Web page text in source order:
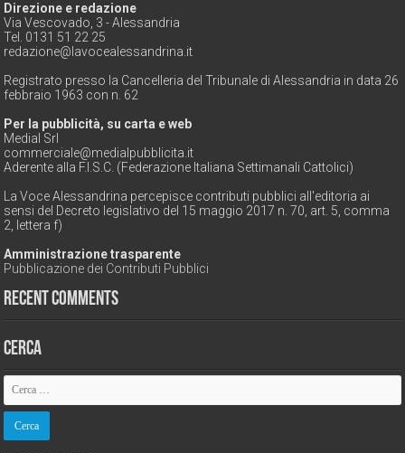
Direzione e redazione
Via Vescovado, 3 - Alessandria
Tel. 0131 51 22 25
redazione@lavocealessandrina.it
Registrato presso la Cancelleria del Tribunale di Alessandria in data 26
febbraio 1963 con n. 62
Per la pubblicità, su carta e web
Medial Srl
commerciale@medialpubblicita.it
Aderente alla F.I.S.C. (Federazione Italiana Settimanali Cattolici)
La Voce Alessandrina percepisce contributi pubblici all'editoria ai
sensi del Decreto legislativo del 15 maggio 2017 n. 70, art. 5, comma
2, lettera f)
Amministrazione trasparente
Pubblicazione dei Contributi Pubblici
Recent Comments
Cerca